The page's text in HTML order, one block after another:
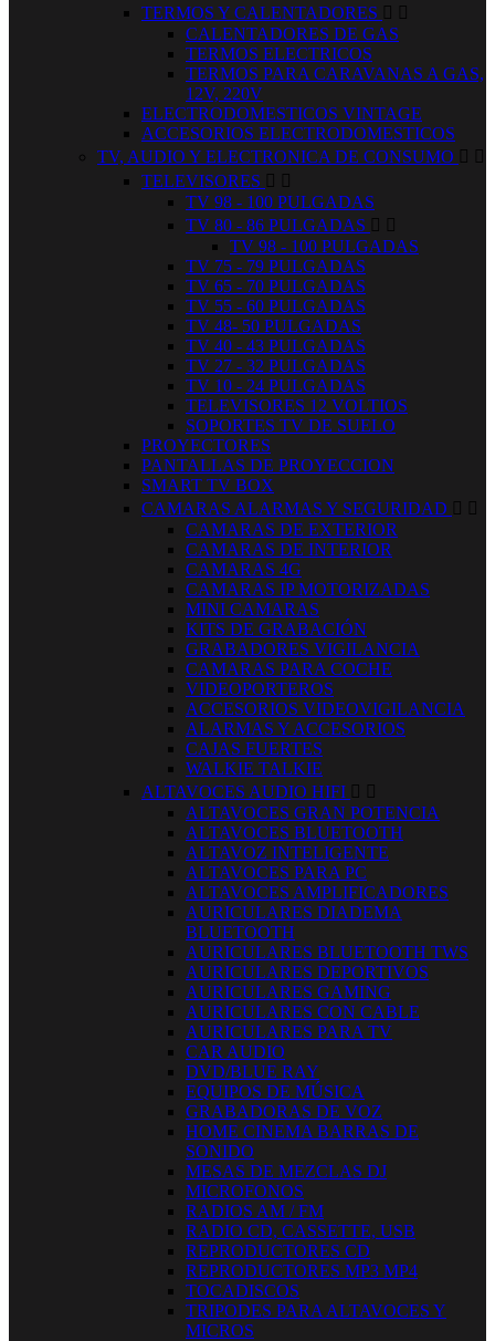
TERMOS Y CALENTADORES  
CALENTADORES DE GAS
TERMOS ELECTRICOS
TERMOS PARA CARAVANAS A GAS,
12V, 220V
ELECTRODOMESTICOS VINTAGE
ACCESORIOS ELECTRODOMESTICOS
TV, AUDIO Y ELECTRONICA DE CONSUMO  
TELEVISORES  
TV 98 - 100 PULGADAS
TV 80 - 86 PULGADAS  
TV 98 - 100 PULGADAS
TV 75 - 79 PULGADAS
TV 65 - 70 PULGADAS
TV 55 - 60 PULGADAS
TV 48- 50 PULGADAS
TV 40 - 43 PULGADAS
TV 27 - 32 PULGADAS
TV 10 - 24 PULGADAS
TELEVISORES 12 VOLTIOS
SOPORTES TV DE SUELO
PROYECTORES
PANTALLAS DE PROYECCION
SMART TV BOX
CAMARAS ALARMAS Y SEGURIDAD  
CAMARAS DE EXTERIOR
CAMARAS DE INTERIOR
CAMARAS 4G
CAMARAS IP MOTORIZADAS
MINI CAMARAS
KITS DE GRABACIÓN
GRABADORES VIGILANCIA
CAMARAS PARA COCHE
VIDEOPORTEROS
ACCESORIOS VIDEOVIGILANCIA
ALARMAS Y ACCESORIOS
CAJAS FUERTES
WALKIE TALKIE
ALTAVOCES AUDIO HIFI  
ALTAVOCES GRAN POTENCIA
ALTAVOCES BLUETOOTH
ALTAVOZ INTELIGENTE
ALTAVOCES PARA PC
ALTAVOCES AMPLIFICADORES
AURICULARES DIADEMA
BLUETOOTH
AURICULARES BLUETOOTH TWS
AURICULARES DEPORTIVOS
AURICULARES GAMING
AURICULARES CON CABLE
AURICULARES PARA TV
CAR AUDIO
DVD/BLUE RAY
EQUIPOS DE MÚSICA
GRABADORAS DE VOZ
HOME CINEMA BARRAS DE
SONIDO
MESAS DE MEZCLAS DJ
MICROFONOS
RADIOS AM / FM
RADIO CD, CASSETTE, USB
REPRODUCTORES CD
REPRODUCTORES MP3 MP4
TOCADISCOS
TRIPODES PARA ALTAVOCES Y
MICROS